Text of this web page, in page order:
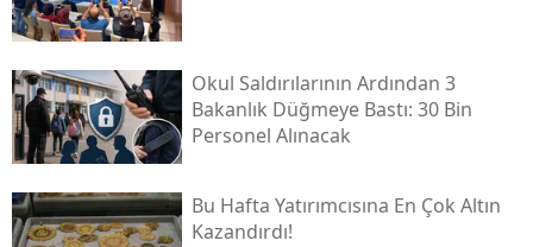
Okul Saldırılarının Ardından 3
Bakanlık Düğmeye Bastı: 30 Bin
Personel Alınacak
Bu Hafta Yatırımcısına En Çok Altın
Kazandırdı!